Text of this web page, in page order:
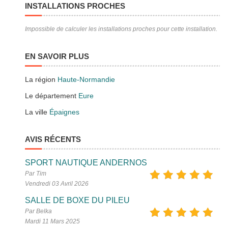
INSTALLATIONS PROCHES
Impossible de calculer les installations proches pour cette installation.
EN SAVOIR PLUS
La région Haute-Normandie
Le département Eure
La ville Épaignes
AVIS RÉCENTS
SPORT NAUTIQUE ANDERNOS
Par Tim
Vendredi 03 Avril 2026
SALLE DE BOXE DU PILEU
Par Belka
Mardi 11 Mars 2025